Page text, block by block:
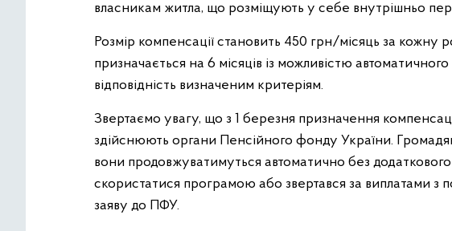
власникам житла, що розміщують у себе внутрішньо
Розмір компенсації становить 450 грн/місяць за кожну
призначається на 6 місяців із можливістю
відповідність визначеним критеріям.
Звертаємо увагу, що з 1 березня призначення
здійснюють органи Пенсійного фонду України.
вони продовжуватимуться автоматично без
скористатися програмою або звертався за виплатами з
заяву до ПФУ.